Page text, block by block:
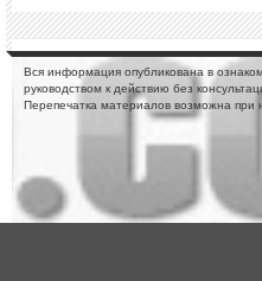
Вся информация опубликована в
руководством к действию без
Перепечатка материалов возможна при